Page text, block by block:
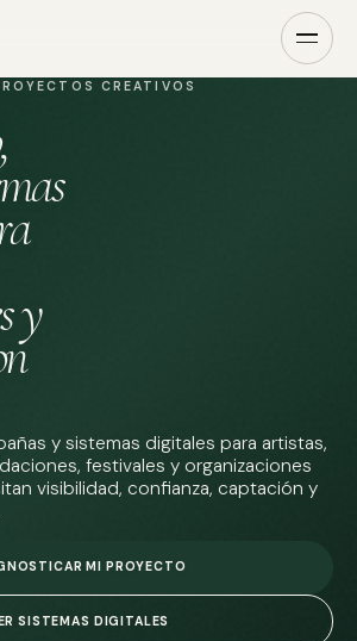
CREATIVOS
y
y sistemas digitales para artistas,
festivales y organizaciones
visibilidad, confianza, captación y
MI PROYECTO
SISTEMAS DIGITALES